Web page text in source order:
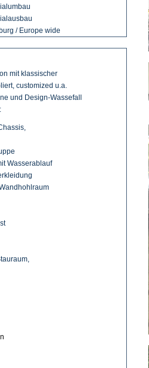
/ Europe wide
mit klassischer
customized u.a.
und Design-Wassefall
Wasserablauf